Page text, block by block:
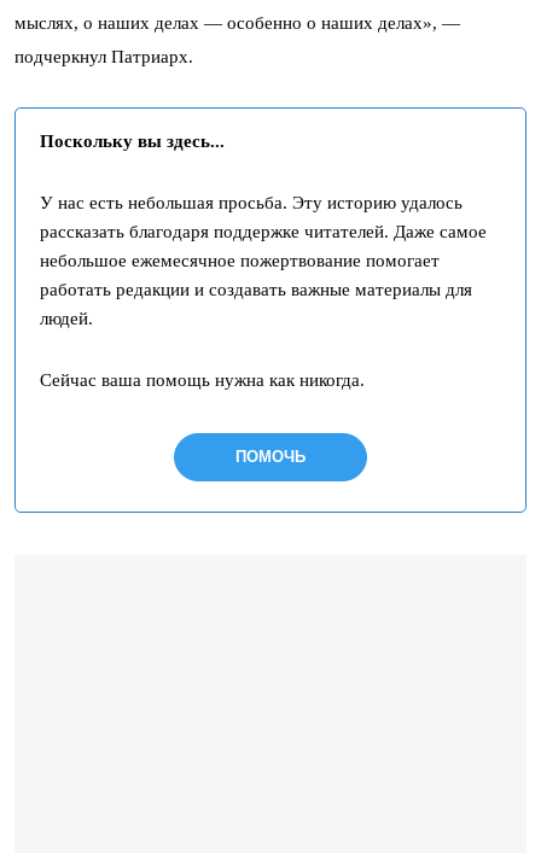
мыслях, о наших делах — особенно о наших делах», —
подчеркнул Патриарх.
Поскольку вы здесь...
У нас есть небольшая просьба. Эту историю удалось
рассказать благодаря поддержке читателей. Даже самое
небольшое ежемесячное пожертвование помогает
работать редакции и создавать важные материалы для
людей.
Сейчас ваша помощь нужна как никогда.
ПОМОЧЬ